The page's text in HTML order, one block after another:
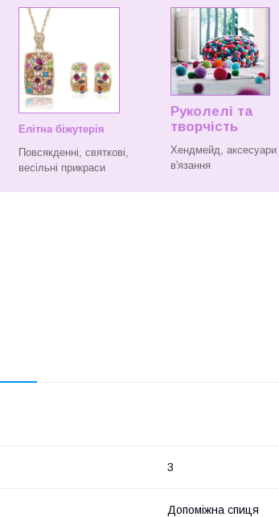
Елітна біжутерія
Повсякденні, святкові,
весільні прикраси
Руколелі та
творчість
Хендмейд, аксесуари
в'язання
3
Допоміжна спиця